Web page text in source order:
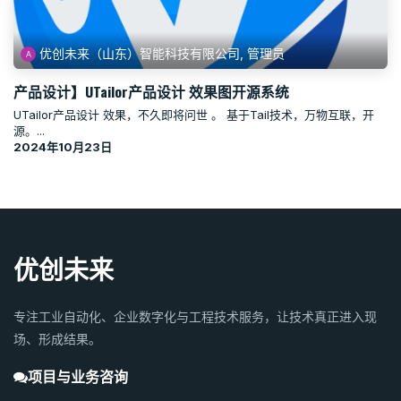
优创未来（山东）智能科技有限公司, 管理员
产品设计】UTailor产品设计 效果图开源系统
UTailor产品设计 效果，不久即将问世 。 基于Tail技术，万物互联，开
源。...
2024年10月23日
优创未来
专注工业自动化、企业数字化与工程技术服务，让技术真正进入现
场、形成结果。
项目与业务咨询